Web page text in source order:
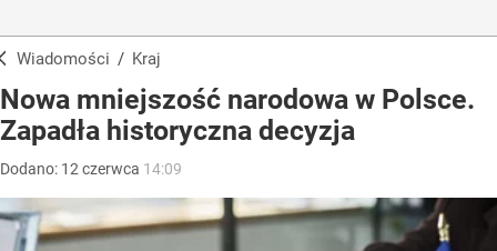
Wiadomości / Kraj
Nowa mniejszość narodowa w Polsce.
Zapadła historyczna decyzja
Dodano: 12 czerwca 14:09